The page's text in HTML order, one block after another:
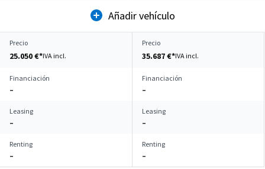
Añadir vehículo
Precio
25.050 €*IVA incl.
Precio
35.687 €*IVA incl.
Financiación
–
Financiación
–
Leasing
–
Leasing
–
Renting
–
Renting
–